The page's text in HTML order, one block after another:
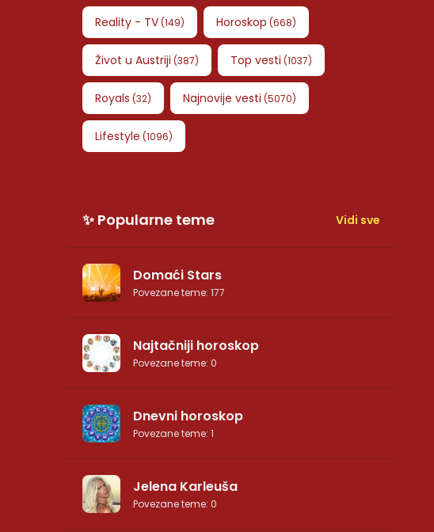
Reality - TV(149) Horoskop (668)
Život u Austriji (387) Top vesti (1037)
Royals (32) Najnovije vesti (5070)
Lifestyle (1096)
✨ Popularne teme Vidi sve
Domaći Stars
Povezane teme: 177
Najtačniji horoskop
Povezane teme: 0
Dnevni horoskop
Povezane teme: 1
Jelena Karleuša
Povezane teme: 0